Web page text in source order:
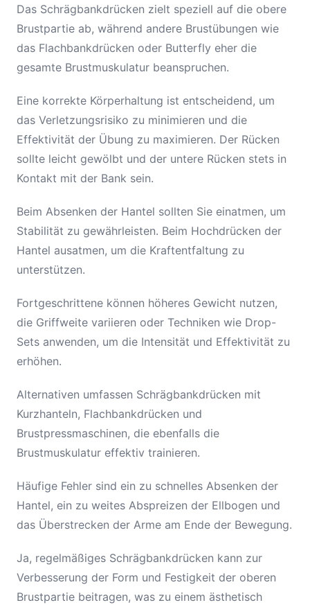
Das Schrägbankdrücken zielt speziell auf die obere
Brustpartie ab, während andere Brustübungen wie
das Flachbankdrücken oder Butterfly eher die
gesamte Brustmuskulatur beanspruchen.
Eine korrekte Körperhaltung ist entscheidend, um
das Verletzungsrisiko zu minimieren und die
Effektivität der Übung zu maximieren. Der Rücken
sollte leicht gewölbt und der untere Rücken stets in
Kontakt mit der Bank sein.
Beim Absenken der Hantel sollten Sie einatmen, um
Stabilität zu gewährleisten. Beim Hochdrücken der
Hantel ausatmen, um die Kraftentfaltung zu
unterstützen.
Fortgeschrittene können höheres Gewicht nutzen,
die Griffweite variieren oder Techniken wie Drop-
Sets anwenden, um die Intensität und Effektivität zu
erhöhen.
Alternativen umfassen Schrägbankdrücken mit
Kurzhanteln, Flachbankdrücken und
Brustpressmaschinen, die ebenfalls die
Brustmuskulatur effektiv trainieren.
Häufige Fehler sind ein zu schnelles Absenken der
Hantel, ein zu weites Abspreizen der Ellbogen und
das Überstrecken der Arme am Ende der Bewegung.
Ja, regelmäßiges Schrägbankdrücken kann zur
Verbesserung der Form und Festigkeit der oberen
Brustpartie beitragen, was zu einem ästhetisch